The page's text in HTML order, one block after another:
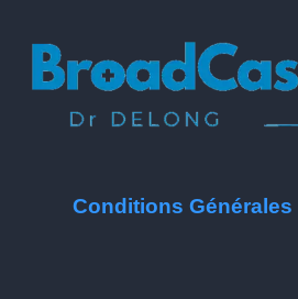
Conditions